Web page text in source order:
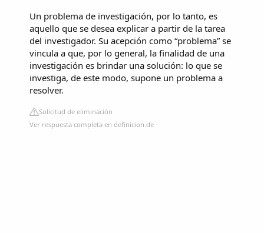
Un problema de investigación, por lo tanto, es
aquello que se desea explicar a partir de la tarea
del investigador. Su acepción como “problema” se
vincula a que, por lo general, la finalidad de una
investigación es brindar una solución: lo que se
investiga, de este modo, supone un problema a
resolver.
Solicitud de eliminación
Ver respuesta completa en definicion.de